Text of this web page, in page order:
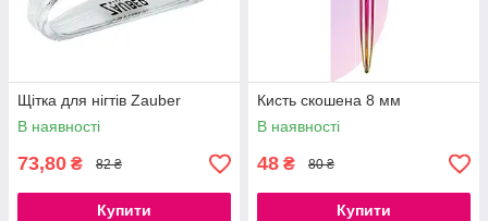
Щітка для нігтів Zauber
В наявності
73,80 ₴ 82 ₴
Купити
Кисть скошена 8 мм
В наявності
48 ₴ 80 ₴
Купити